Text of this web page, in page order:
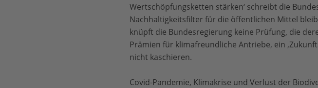
Wertschöpfungsketten stärken‘ schreibt die
Nachhaltigkeitsfilter für die öffentlichen Mittel
knüpft die Bundesregierung keine Prüfung, die
Prämien für klimafreundliche Antriebe, ein
nicht kaschieren.
Covid-Pandemie, Klimakrise und Verlust der